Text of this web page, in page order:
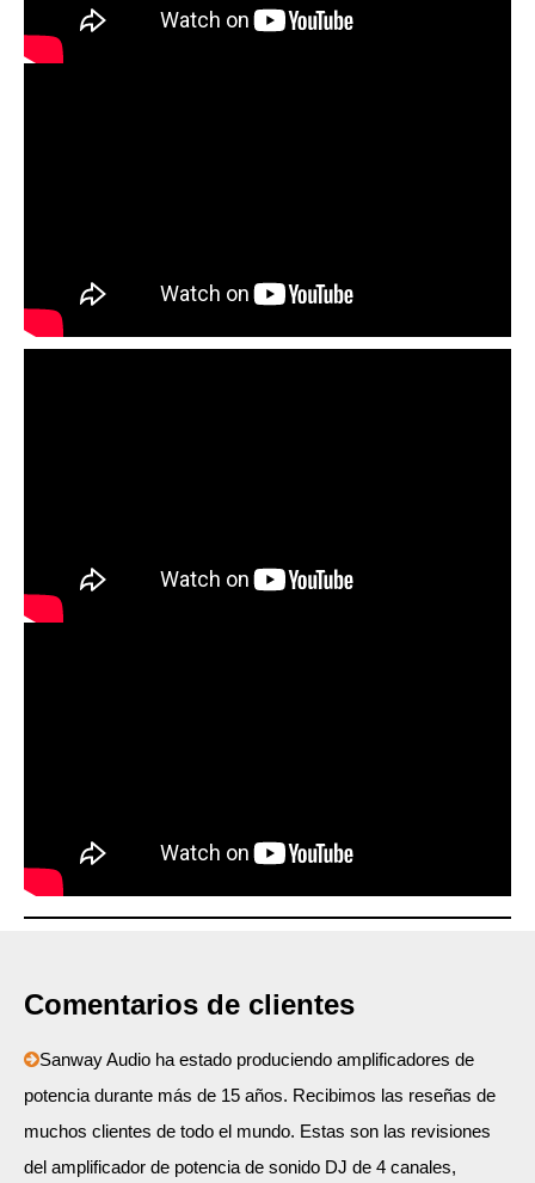
Comentarios de clientes
Sanway Audio ha estado produciendo amplificadores de
potencia durante más de 15 años. Recibimos las reseñas de
muchos clientes de todo el mundo. Estas son las revisiones
del amplificador de potencia de sonido DJ de 4 canales,